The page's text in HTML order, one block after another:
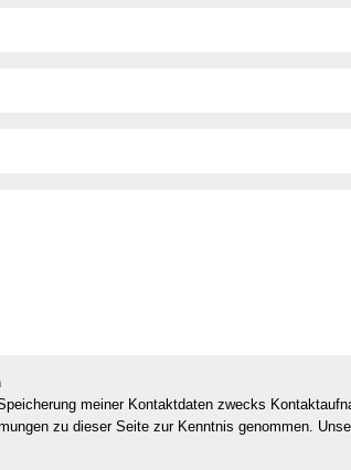
meiner Kontaktdaten zwecks
zu dieser Seite zur Kenntnis genommen.